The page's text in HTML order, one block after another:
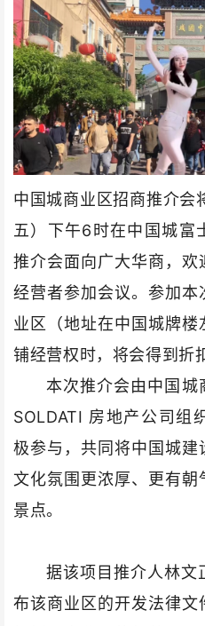
中国城商业区招商推介会
五）下午6时在中国城富
推介会面向广大华商，
经营者参加会议。参加
业区（地址在中国城牌
铺经营权时，将会得到折
本次推介会由中国城
SOLDATI 房地产公司组
极参与，共同将中国城建
文化氛围更浓厚、更有
景点。
据该项目推介人林文
布该商业区的开发法律